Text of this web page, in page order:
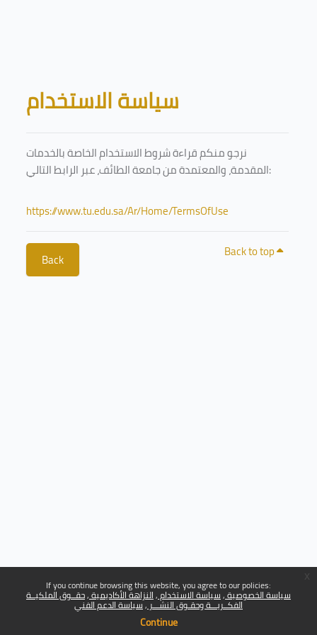
If you continue browsing this website, you agree to our policies:
سياسة الخصوصية سياسة الاستخدام النزاهة الأكاديمية حقــوق الملكيــة
الفكــريـــة وحقـوق النشـــر سياسة الدعم الفني
Continue
Blocks
سياسة الاستخدام
نرجو منكم قراءة شروط الاستخدام الخاصة بالخدمات
المقدمة، والمعتمدة من جامعة الطائف، عبر الرابط التالي:
https://www.tu.edu.sa/Ar/Home/TermsOfUse
Back Back to top